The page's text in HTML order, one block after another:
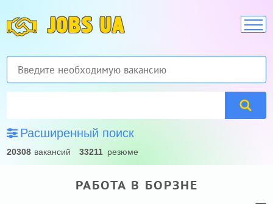
JOBS UA
Расширенный поиск
20308 вакансий 33211 резюме
РАБОТА В БОРЗНЕ